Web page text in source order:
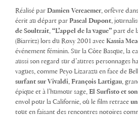
Réalisé par Damien Vercaemer, orfèvre
écrit au départ par Pascal Dupont,
de Soultrait, “L’appel de la vague” part de
(Biarritz) lors du Roxy 2001 avec Kassia
événement féminin. Sur la Côte Basque, la
aussi son regard sur d’autres personnages
vagues, comme Peyo Lizarazu en face de
surfant sur Vivaldi, François Lartigau,
épique et à l’humour sage, El Surfisto et
envol pour la Californie, où le film retrace
tout en faisant des rencontres notoires